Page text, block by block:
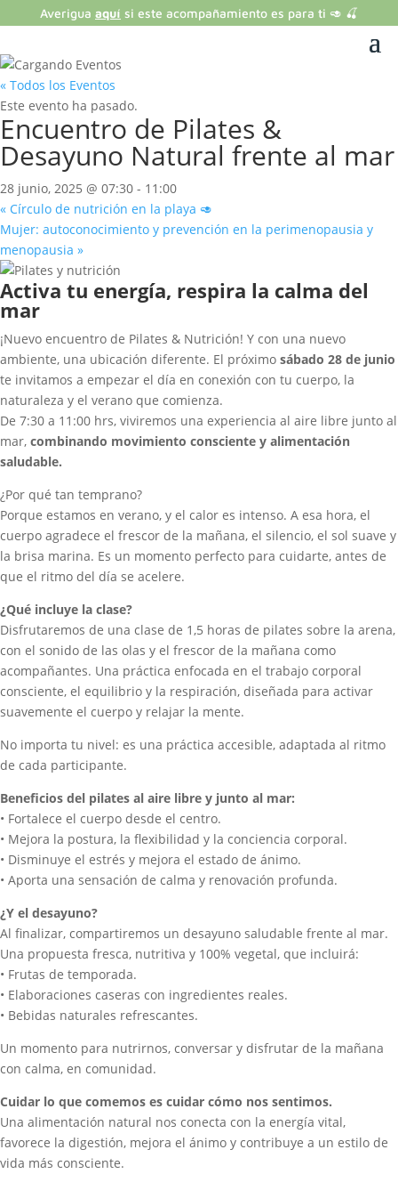
Averigua aquí si este acompañamiento es para ti 🥑 🍒
« Todos los Eventos
Este evento ha pasado.
Encuentro de Pilates &
Desayuno Natural frente al mar
28 junio, 2025 @ 07:30 - 11:00
« Círculo de nutrición en la playa 🥑
Mujer: autoconocimiento y prevención en la perimenopausia y
menopausia »
Activa tu energía, respira la calma del
mar
¡Nuevo encuentro de Pilates & Nutrición! Y con una nuevo
ambiente, una ubicación diferente. El próximo sábado 28 de junio
te invitamos a empezar el día en conexión con tu cuerpo, la
naturaleza y el verano que comienza.
De 7:30 a 11:00 hrs, viviremos una experiencia al aire libre junto al
mar, combinando movimiento consciente y alimentación
saludable.
¿Por qué tan temprano?
Porque estamos en verano, y el calor es intenso. A esa hora, el
cuerpo agradece el frescor de la mañana, el silencio, el sol suave y
la brisa marina. Es un momento perfecto para cuidarte, antes de
que el ritmo del día se acelere.
¿Qué incluye la clase?
Disfrutaremos de una clase de 1,5 horas de pilates sobre la arena,
con el sonido de las olas y el frescor de la mañana como
acompañantes. Una práctica enfocada en el trabajo corporal
consciente, el equilibrio y la respiración, diseñada para activar
suavemente el cuerpo y relajar la mente.
No importa tu nivel: es una práctica accesible, adaptada al ritmo
de cada participante.
Beneficios del pilates al aire libre y junto al mar:
• Fortalece el cuerpo desde el centro.
• Mejora la postura, la flexibilidad y la conciencia corporal.
• Disminuye el estrés y mejora el estado de ánimo.
• Aporta una sensación de calma y renovación profunda.
¿Y el desayuno?
Al finalizar, compartiremos un desayuno saludable frente al mar.
Una propuesta fresca, nutritiva y 100% vegetal, que incluirá:
• Frutas de temporada.
• Elaboraciones caseras con ingredientes reales.
• Bebidas naturales refrescantes.
Un momento para nutrirnos, conversar y disfrutar de la mañana
con calma, en comunidad.
Cuidar lo que comemos es cuidar cómo nos sentimos.
Una alimentación natural nos conecta con la energía vital,
favorece la digestión, mejora el ánimo y contribuye a un estilo de
vida más consciente.